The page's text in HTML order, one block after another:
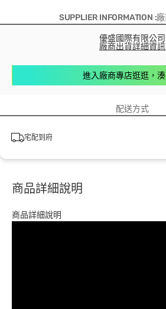
SUPPLIER INFORMATION :
優盛國際有限公司
廠商出貨詳細資訊
進入廠商專店逛逛，
配送方式
宅配到府
商品詳細說明
商品詳細說明